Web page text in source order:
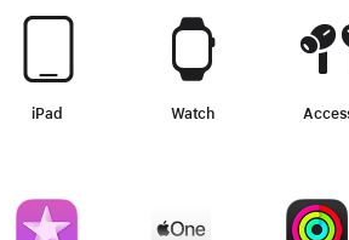
iPad Watch